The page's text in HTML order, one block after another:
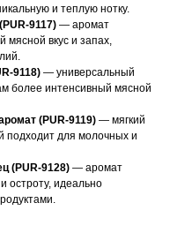
и теплую нотку.
9117) — аромат
вкус и запах,
9118) — универсальный
более интенсивный мясной
(PUR-9119) — мягкий
подходит для молочных и
(PUR-9128) — аромат
остроту, идеально
д.